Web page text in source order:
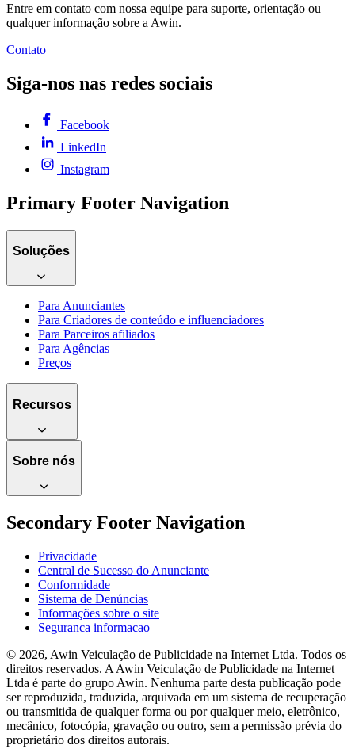
Entre em contato com nossa equipe para suporte, orientação ou
qualquer informação sobre a Awin.
Contato
Siga-nos nas redes sociais
Facebook
LinkedIn
Instagram
Primary Footer Navigation
Soluções
Para Anunciantes
Para Criadores de conteúdo e influenciadores
Para Parceiros afiliados
Para Agências
Preços
Recursos
Sobre nós
Secondary Footer Navigation
Privacidade
Central de Sucesso do Anunciante
Conformidade
Sistema de Denúncias
Informações sobre o site
Seguranca informacao
© 2026, Awin Veiculação de Publicidade na Internet Ltda. Todos os
direitos reservados. A Awin Veiculação de Publicidade na Internet
Ltda é parte do grupo Awin. Nenhuma parte desta publicação pode
ser reproduzida, traduzida, arquivada em um sistema de recuperação
ou transmitida de qualquer forma ou por qualquer meio, eletrônico,
mecânico, fotocópia, gravação ou outro, sem a permissão prévia do
proprietário dos direitos autorais.